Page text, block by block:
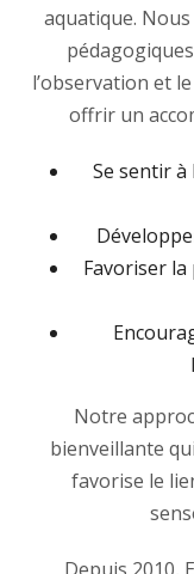
aquatique.
l’observation et
offrir un
Se sentir
Favoriser
Notre
bienveillante
favorise le